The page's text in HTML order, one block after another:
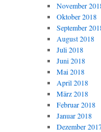
November
Oktober 2018
September
August 2018
Juli 2018
Juni 2018
Mai 2018
April 2018
März 2018
Februar 2018
Januar 2018
Dezember